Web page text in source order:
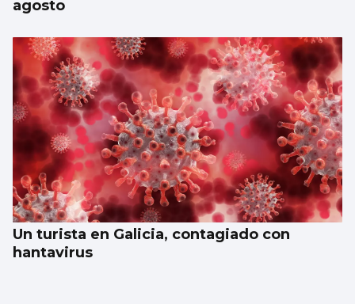
agosto
Un turista en Galicia, contagiado con
hantavirus